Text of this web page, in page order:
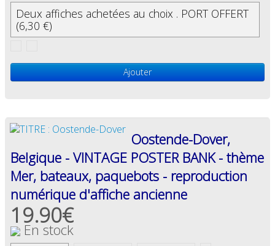
Deux affiches achetées au choix . PORT OFFERT
(6,30 €)
Ajouter
Oostende-Dover,
Belgique - VINTAGE POSTER BANK - thème
Mer, bateaux, paquebots - reproduction
numérique d'affiche ancienne
19.90€
En stock